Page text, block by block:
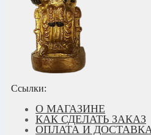
Ссылки:
О МАГАЗИНЕ
КАК СДЕЛАТЬ ЗАКАЗ
ОПЛАТА И